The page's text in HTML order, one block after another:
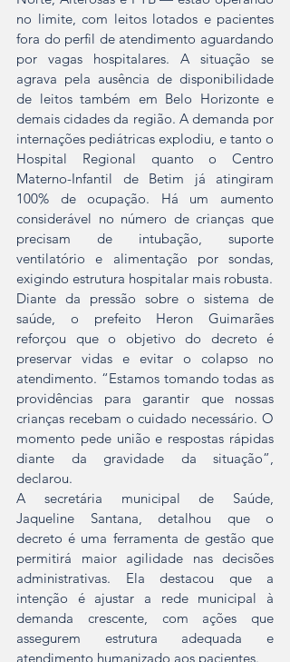
no limite, com leitos lotados e pacientes
fora do perfil de atendimento aguardando
por vagas hospitalares. A situação se
agrava pela ausência de disponibilidade
de leitos também em Belo Horizonte e
demais cidades da região. A demanda por
internações pediátricas explodiu, e tanto o
Hospital Regional quanto o Centro
Materno-Infantil de Betim já atingiram
100% de ocupação. Há um aumento
considerável no número de crianças que
precisam de intubação, suporte
ventilatório e alimentação por sondas,
exigindo estrutura hospitalar mais robusta.
Diante da pressão sobre o sistema de
saúde, o prefeito Heron Guimarães
reforçou que o objetivo do decreto é
preservar vidas e evitar o colapso no
atendimento. “Estamos tomando todas as
providências para garantir que nossas
crianças recebam o cuidado necessário. O
momento pede união e respostas rápidas
diante da gravidade da situação”,
declarou.
A secretária municipal de Saúde,
Jaqueline Santana, detalhou que o
decreto é uma ferramenta de gestão que
permitirá maior agilidade nas decisões
administrativas. Ela destacou que a
intenção é ajustar a rede municipal à
demanda crescente, com ações que
assegurem estrutura adequada e
atendimento humanizado aos pacientes.